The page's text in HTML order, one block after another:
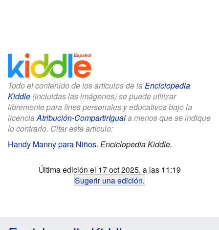
Todo el contenido de los artículos de la Enciclopedia
Kiddle (incluidas las imágenes) se puede utilizar
libremente para fines personales y educativos bajo la
licenciaAtribución-CompartirIguala menos que se indique
lo contrario. Citar este artículo:
Handy Manny para Niños. Enciclopedia Kiddle.
Última edición el 17 oct 2025, a las 11:19
Sugerir una edición.